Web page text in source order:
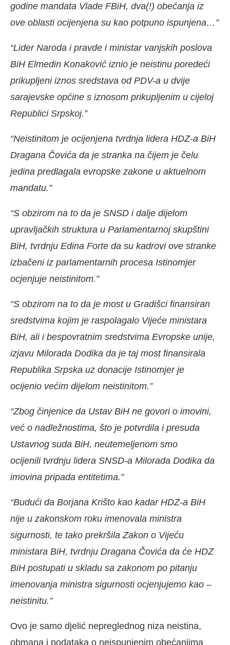
godine mandata Vlade FBiH, dva(!) obećanja iz
ove oblasti ocijenjena su kao potpuno ispunjena…”
“Lider Naroda i pravde i ministar vanjskih poslova
BiH Elmedin Konaković iznio je neistinu poredeći
prikupljeni iznos sredstava od PDV-a u dvije
sarajevske općine s iznosom prikupljenim u cijeloj
Republici Srpskoj.”
“Neistinitom je ocijenjena tvrdnja lidera HDZ-a BiH
Dragana Čovića da je stranka na čijem je čelu
jedina predlagala evropske zakone u aktuelnom
mandatu.”
“S obzirom na to da je SNSD i dalje dijelom
upravljačkih struktura u Parlamentarnoj skupštini
BiH, tvrdnju Edina Forte da su kadrovi ove stranke
izbačeni iz parlamentarnih procesa Istinomjer
ocjenjuje neistinitom.”
“S obzirom na to da je most u Gradišci finansiran
sredstvima kojim je raspolagalo Vijeće ministara
BiH, ali i bespovratnim sredstvima Evropske unije,
izjavu Milorada Dodika da je taj most finansirala
Republika Srpska uz donacije Istinomjer je
ocijenio većim dijelom neistinitom.”
“Zbog činjenice da Ustav BiH ne govori o imovini,
već o nadležnostima, što je potvrdila i presuda
Ustavnog suda BiH, neutemeljenom smo
ocijenili tvrdnju lidera SNSD-a Milorada Dodika da
imovina pripada entitetima.”
“Budući da Borjana Krišto kao kadar HDZ-a BiH
nije u zakonskom roku imenovala ministra
sigurnosti, te tako prekršila Zakon o Vijeću
ministara BiH, tvrdnju Dragana Čovića da će HDZ
BiH postupati u skladu sa zakonom po pitanju
imenovanja ministra sigurnosti ocjenjujemo kao –
neistinitu.”
Ovo je samo djelić nepreglednog niza neistina,
obmana i podataka o neispunjenim obećanjima